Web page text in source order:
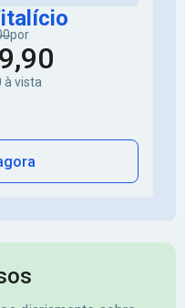
por
à vista